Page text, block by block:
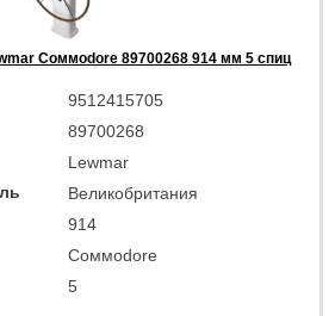
Coммodore 89700268 914 мм 5 спиц
9512415705
89700268
Lewmar
Великобритания
914
Coммodore
5